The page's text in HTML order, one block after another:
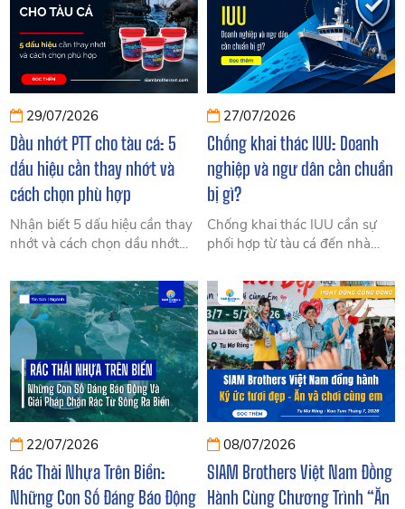
29/07/2026
Dầu nhớt PTT cho tàu cá: 5
dấu hiệu cần thay nhớt và
cách chọn phù hợp
Nhận biết 5 dấu hiệu cần thay
nhớt và cách chọn dầu nhớt
6500 phù hợp với động cơ,
công suất và điều kiện vận
hành tàu cá.
27/07/2026
Chống khai thác IUU: Doanh
nghiệp và ngư dân cần chuẩn
bị gì?
Chống khai thác IUU cần sự
phối hợp từ tàu cá đến nhà
phép, VMS, nhật ký, eCDT và
hồ sơ truy xuất nguồn gốc.
22/07/2026
Rác Thải Nhựa Trên Biển:
Những Con Số Đáng Báo Động
08/07/2026
SIAM Brothers Việt Nam Đồng
Hành Cùng Chương Trình “Ăn